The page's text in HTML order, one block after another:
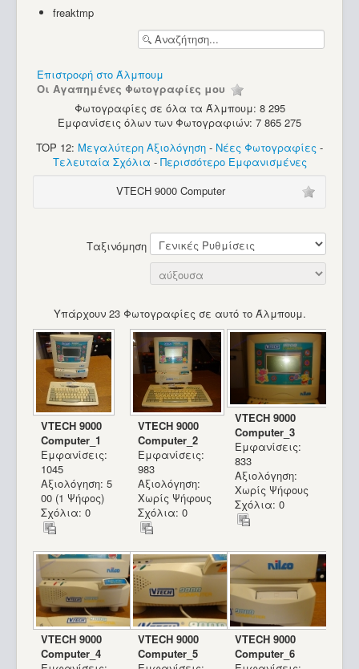
Hector HRX
Hector HRX_12
freaktmp
Επιστροφή στο Άλμπουμ
Οι Αγαπημένες Φωτογραφίες μου
Φωτογραφίες σε όλα τα Άλμπουμ: 8 295
Εμφανίσεις όλων των Φωτογραφιών: 7 865 275
TOP 12: Μεγαλύτερη Αξιολόγηση - Νέες Φωτογραφίες -
Τελευταία Σχόλια - Περισσότερο Εμφανισμένες
VTECH 9000 Computer
Ταξινόμηση
Υπάρχουν 23 Φωτογραφίες σε αυτό το Άλμπουμ.
VTECH 9000
Computer_1
Εμφανίσεις:
1045
Αξιολόγηση: 5
00 (1 Ψήφος)
Σχόλια: 0
VTECH 9000
Computer_2
Εμφανίσεις:
983
Αξιολόγηση:
Χωρίς Ψήφους
Σχόλια: 0
VTECH 9000
Computer_3
Εμφανίσεις:
833
Αξιολόγηση:
Χωρίς Ψήφους
Σχόλια: 0
VTECH 9000
Computer_4
VTECH 9000
Computer_5
VTECH 9000
Computer_6